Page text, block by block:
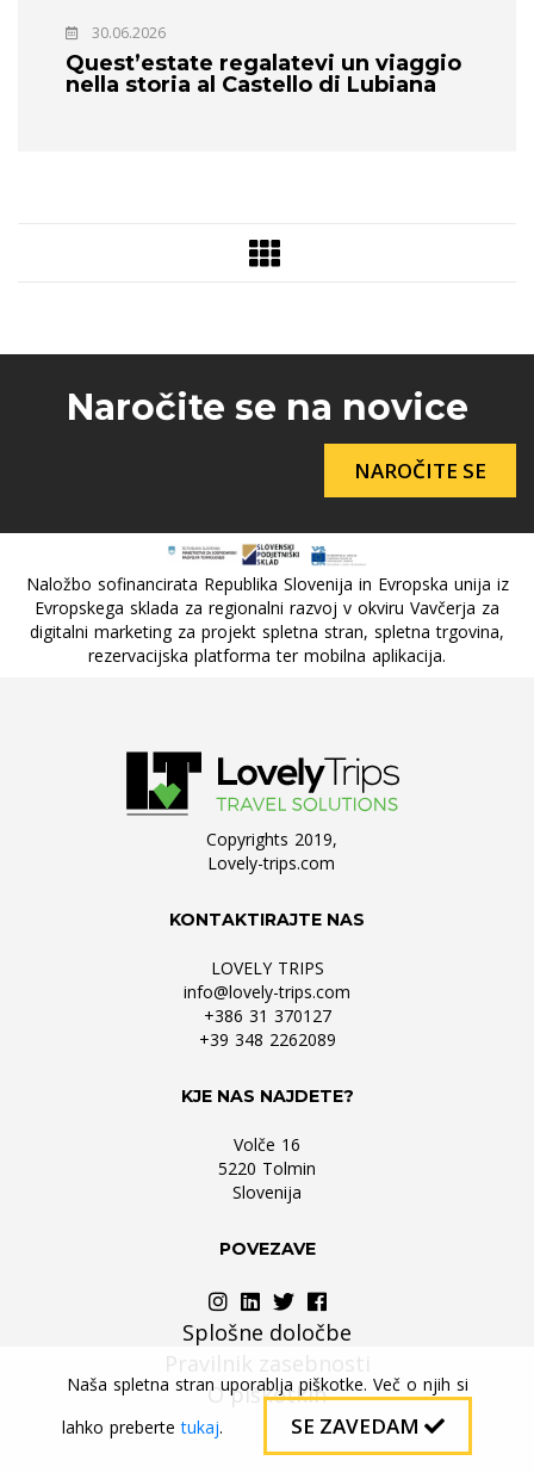
30.06.2026
Quest’estate regalatevi un viaggio
nella storia al Castello di Lubiana
Naša spletna stran uporablja piškotke. Več o njih si
lahko prebertetukaj. SE ZAVEDAM
Naročite se na novice
NAROČITE SE
Naložbo sofinancirata Republika Slovenija in Evropska unija iz
Evropskega sklada za regionalni razvoj v okviru Vavčerja za
digitalni marketing za projekt spletna stran, spletna trgovina,
rezervacijska platforma ter mobilna aplikacija.
Copyrights 2019,
Lovely-trips.com
KONTAKTIRAJTE NAS
LOVELY TRIPS
info@lovely-trips.com
+386 31 370127
+39 348 2262089
KJE NAS NAJDETE?
Volče 16
5220 Tolmin
Slovenija
POVEZAVE
Splošne določbe
Pravilnik zasebnosti
O piškotkih